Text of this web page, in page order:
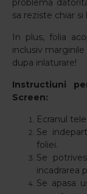
problema
sa reziste chiar
In plus, folia
inclusiv
dupa inlaturare!
Instructiuni
Screen:
Ecranul
Se
foliei.
Se
incadrarea
Se apasa